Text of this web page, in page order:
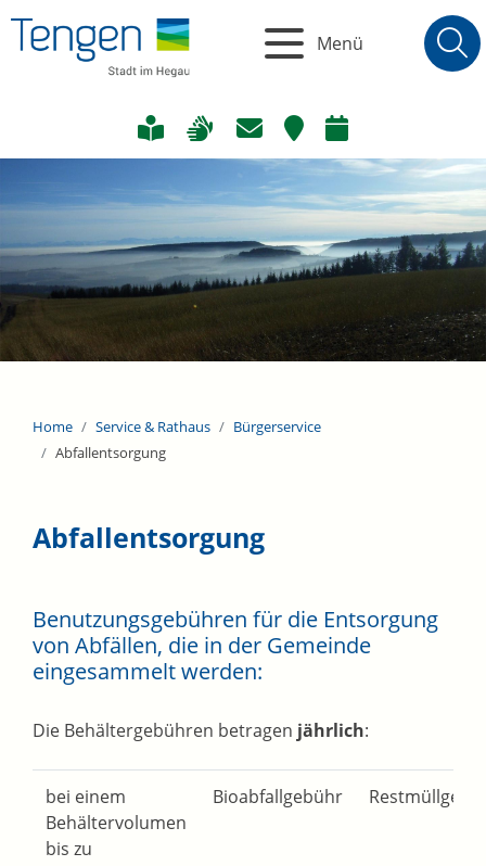
Menü
Home Service & Rathaus
Bürgerservice
Abfallentsorgung
Abfallentsorgung
Benutzungsgebühren für die Entsorgung
von Abfällen, die in der Gemeinde
eingesammelt werden:
Die Behältergebühren betragen jährlich:
bei einem
Behältervolumen
bis zu
Bioabfallgebühr